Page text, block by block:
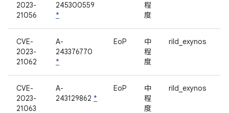
2023-
21056
245300559
*
程
度
CVE-
2023-
21062
A-
243376770
*
EoP
中
程
度
rild_exynos
CVE-
2023-
21063
A-
243129862 *
EoP
中
程
度
rild_exynos